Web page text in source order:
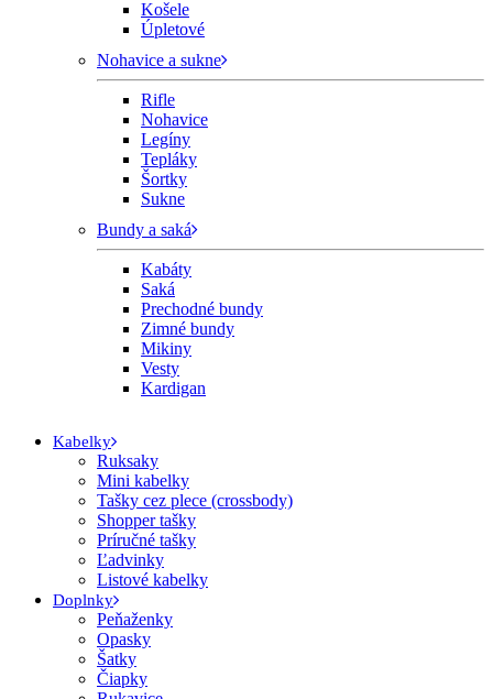
Košele
Úpletové
Nohavice a sukne
Rifle
Nohavice
Legíny
Tepláky
Šortky
Sukne
Bundy a saká
Kabáty
Saká
Prechodné bundy
Zimné bundy
Mikiny
Vesty
Kardigan
Kabelky
Ruksaky
Mini kabelky
Tašky cez plece (crossbody)
Shopper tašky
Príručné tašky
Ľadvinky
Listové kabelky
Doplnky
Peňaženky
Opasky
Šatky
Čiapky